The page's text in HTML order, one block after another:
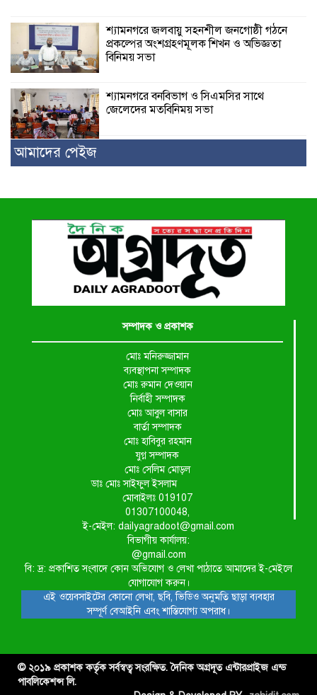
শ্যামনগরে জলবায়ু সহনশীল জনগোষ্ঠী গঠনে
প্রকল্পের অংশগ্রহণমূলক শিখন ও অভিজ্ঞতা
বিনিময় সভা
শ্যামনগরে বনবিভাগ ও সিএমসির সাথে
জেলেদের মতবিনিময় সভা
আমাদের পেইজ
সম্পাদক ও প্রকাশক
মোঃ মনিরুজ্জামান
ব্যবস্থাপনা সম্পাদক
মোঃ রুমান দেওয়ান
নির্বাহী সম্পাদক
মোঃ আবুল বাসার
বার্তা সম্পাদক
মোঃ হাবিবুর রহমান
যুগ্ন সম্পাদক
মোঃ সেলিম মোড়ল
ডাঃ মোঃ সাইফুল ইসলাম
মোবাইলঃ 019107
01307100048,
ই-মেইল: dailyagradoot@gmail.com
বিভাগীয় কার্যালয়:
@gmail.com
বি: দ্র: প্রকাশিত সংবাদে কোন অভিযোগ ও লেখা পাঠাতে আমাদের ই-মেইলে
যোগাযোগ করুন।
এই ওয়েবসাইটের কোনো লেখা, ছবি, ভিডিও অনুমতি ছাড়া ব্যবহার
সম্পূর্ণ বেআইনি এবং শাস্তিযোগ্য অপরাধ।
© ২০১৯ প্রকাশক কর্তৃক সর্বস্বত্ব সংরক্ষিত. দৈনিক অগ্রদূত এন্টারপ্রাইজ এন্ড
পাবলিকেশন্স লি.